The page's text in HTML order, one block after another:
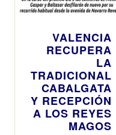
VALENCIA
RECUPERA
LA
TRADICIONAL
CABALGATA
Y RECEPCIÓN
A LOS REYES
MAGOS